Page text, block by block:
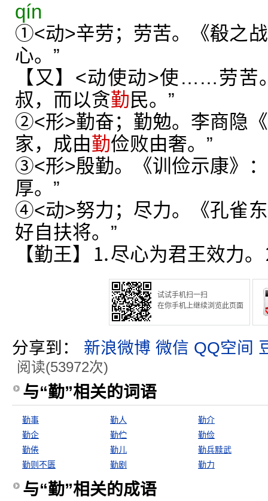
qín
①<动>辛劳；劳苦。《殽之战
心。”
【又】<动使动>使……劳苦
叔，而以贪勤 民。”
②<形>勤奋；勤勉。李商隐
家，成由勤俭败由奢。”
③<形>殷勤。《训俭示康》
厚。”
④<动>努力；尽力。《孔雀
好自扶将。”
【勤王】⒈尽心为君王效力
试试手机扫一扫
在你手机上继续浏览此页面
分享到： 新浪微博 微信 QQ空间
阅读(53972次)
与“勤”相关的词语
勤事 勤人
勤介
勤企
勤伫
勤俭
勤倦
勤儿
勤兵黩武
勤则不匮
勤剧 勤力
与“勤”相关的成语